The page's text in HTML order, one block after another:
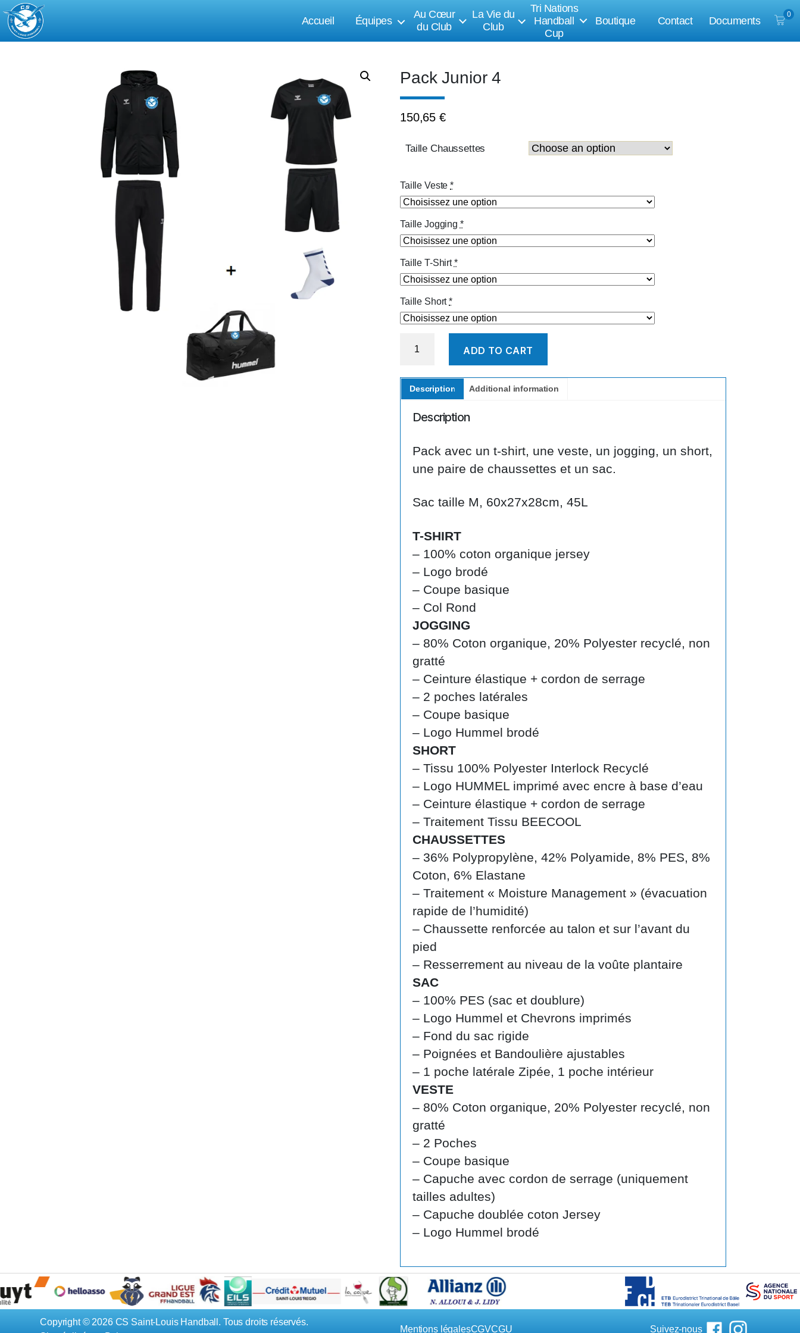
CS
Accueil Équipes
Au Cœur
du Club
La Vie du
Club
Tri Nations
Handball
Cup
Boutique Contact Documents
0
Pack Junior 4
150,65 €
Taille Chaussettes
Taille Veste *
Taille Jogging *
Taille T-Shirt *
Taille Short *
Junior
ADD TO CART
Description Additional information
Description
Pack avec un t-shirt, une veste, un jogging, un short,
une paire de chaussettes et un sac.
Sac taille M, 60x27x28cm, 45L
T-SHIRT
– 100% coton organique jersey
– Logo brodé
– Coupe basique
– Col Rond
JOGGING
– 80% Coton organique, 20% Polyester recyclé, non
gratté
– Ceinture élastique + cordon de serrage
– 2 poches latérales
– Coupe basique
– Logo Hummel brodé
SHORT
– Tissu 100% Polyester Interlock Recyclé
– Logo HUMMEL imprimé avec encre à base d’eau
– Ceinture élastique + cordon de serrage
– Traitement Tissu BEECOOL
CHAUSSETTES
– 36% Polypropylène, 42% Polyamide, 8% PES, 8%
Coton, 6% Elastane
– Traitement « Moisture Management » (évacuation
rapide de l’humidité)
– Chaussette renforcée au talon et sur l’avant du
pied
– Resserrement au niveau de la voûte plantaire
SAC
– 100% PES (sac et doublure)
– Logo Hummel et Chevrons imprimés
– Fond du sac rigide
– Poignées et Bandoulière ajustables
– 1 poche latérale Zipée, 1 poche intérieur
VESTE
– 80% Coton organique, 20% Polyester recyclé, non
gratté
– 2 Poches
– Coupe basique
– Capuche avec cordon de serrage (uniquement
tailles adultes)
– Capuche doublée coton Jersey
– Logo Hummel brodé
Copyright © 2026 CS Saint-Louis Handball. Tous droits réservés.
Mentions légalesCGVCGU Suivez-nous